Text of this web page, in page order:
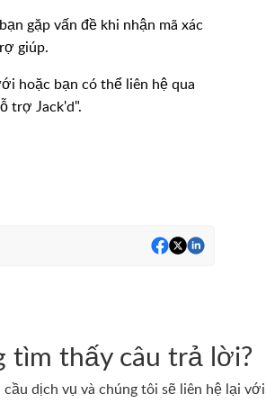
gặp vấn đề khi nhận mã xác
giúp.
hoặc bạn có thể liên hệ qua
trợ Jack'd".
tìm thấy câu trả lời?
dịch vụ và chúng tôi sẽ liên hệ lại